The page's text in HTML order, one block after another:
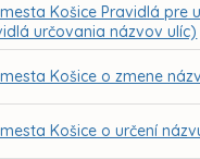
Košice Pravidlá pre
určovania názvov ulíc)
Košice o zmene
Košice o určení